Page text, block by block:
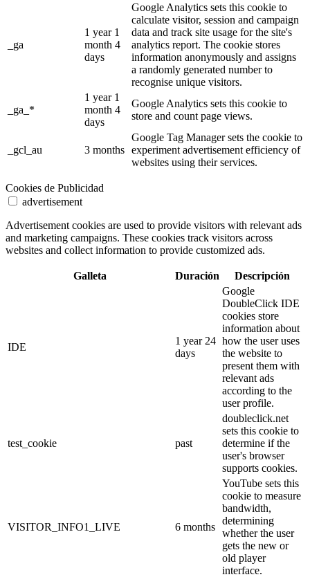
_ga
1 year 1
month 4
days
Google Analytics sets this cookie to
calculate visitor, session and campaign
data and track site usage for the site's
analytics report. The cookie stores
information anonymously and assigns
a randomly generated number to
recognise unique visitors.
_ga_*
1 year 1
month 4
days
Google Analytics sets this cookie to
store and count page views.
_gcl_au 3 months
Google Tag Manager sets the cookie to
experiment advertisement efficiency of
websites using their services.
Cookies de Publicidad
advertisement
Advertisement cookies are used to provide visitors with relevant ads
and marketing campaigns. These cookies track visitors across
websites and collect information to provide customized ads.
Galleta Duración Descripción
IDE
1 year 24
days
Google
DoubleClick IDE
cookies store
information about
how the user uses
the website to
present them with
relevant ads
according to the
user profile.
test_cookie past
doubleclick.net
sets this cookie to
determine if the
user's browser
supports cookies.
VISITOR_INFO1_LIVE 6 months
YouTube sets this
cookie to measure
bandwidth,
determining
whether the user
gets the new or
old player
interface.